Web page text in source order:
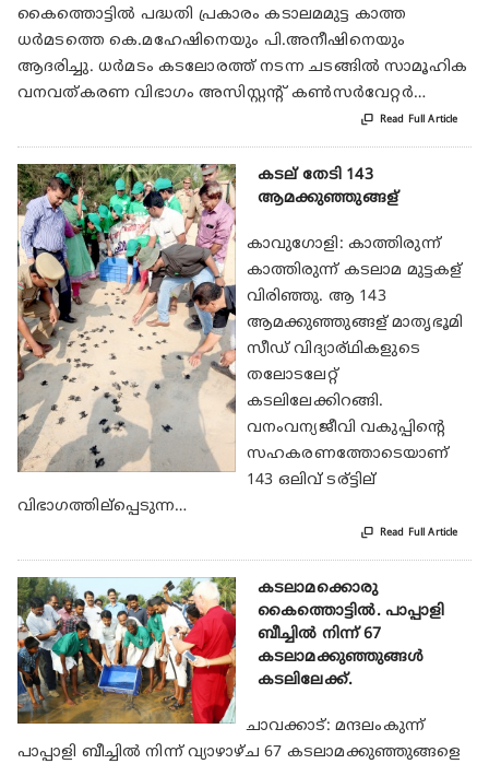
കൈത്തൊട്ടില്‍ പദ്ധതി പ്രകാരം കടാലമമുട്ട കാത്ത
ധര്‍മടത്തെ കെ.മഹേഷിനെയും പി.അനീഷിനെയും
ആദരിച്ചു. ധര്‍മടം കടലോരത്ത് നടന്ന ചടങ്ങില്‍ സാമൂഹിക
വനവത്കരണ വിഭാഗം അസിസ്റ്റന്റ് കണ്‍സര്‍വേറ്റര്‍…
 Read Full Article
കടല് തേടി 143
ആമക്കുഞ്ഞുങ്ങള്
കാവുഗോളി: കാത്തിരുന്ന്
കാത്തിരുന്ന് കടലാമ മുട്ടകള്
വിരിഞ്ഞു. ആ 143
ആമക്കുഞ്ഞുങ്ങള് മാതൃഭൂമി
സീഡ് വിദ്യാര്ഥികളുടെ
തലോടലേറ്റ്
കടലിലേക്കിറങ്ങി.
വനംവന്യജീവി വകുപ്പിന്റെ
സഹകരണത്തോടെയാണ്
143 ഒലിവ് ടര്ട്ടില്
വിഭാഗത്തില്‌പ്പെടുന്ന…
 Read Full Article
കടലാമക്കൊരു
കൈത്തൊട്ടില്‍. പാപ്പാളി
ബീച്ചില്‍ നിന്ന് 67
കടലാമക്കുഞ്ഞുങ്ങള്‍
കടലിലേക്ക്.
ചാവക്കാട്: മന്ദലംകുന്ന്
പാപ്പാളി ബീച്ചില്‍ നിന്ന് വ്യാഴാഴ്ച 67 കടലാമക്കുഞ്ഞുങ്ങളെ